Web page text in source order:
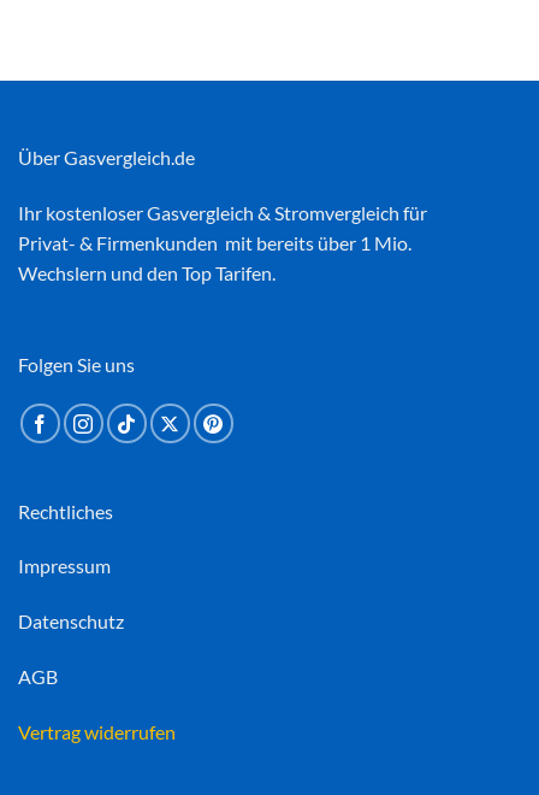
Über Gasvergleich.de
Ihr kostenloserGasvergleich & Stromvergleich für
Privat- & Firmenkunden mit bereits über 1 Mio.
Wechslern und den Top Tarifen.
Rechtliches
Impressum
Datenschutz
AGB
Vertrag widerrufen
Folgen Sie uns